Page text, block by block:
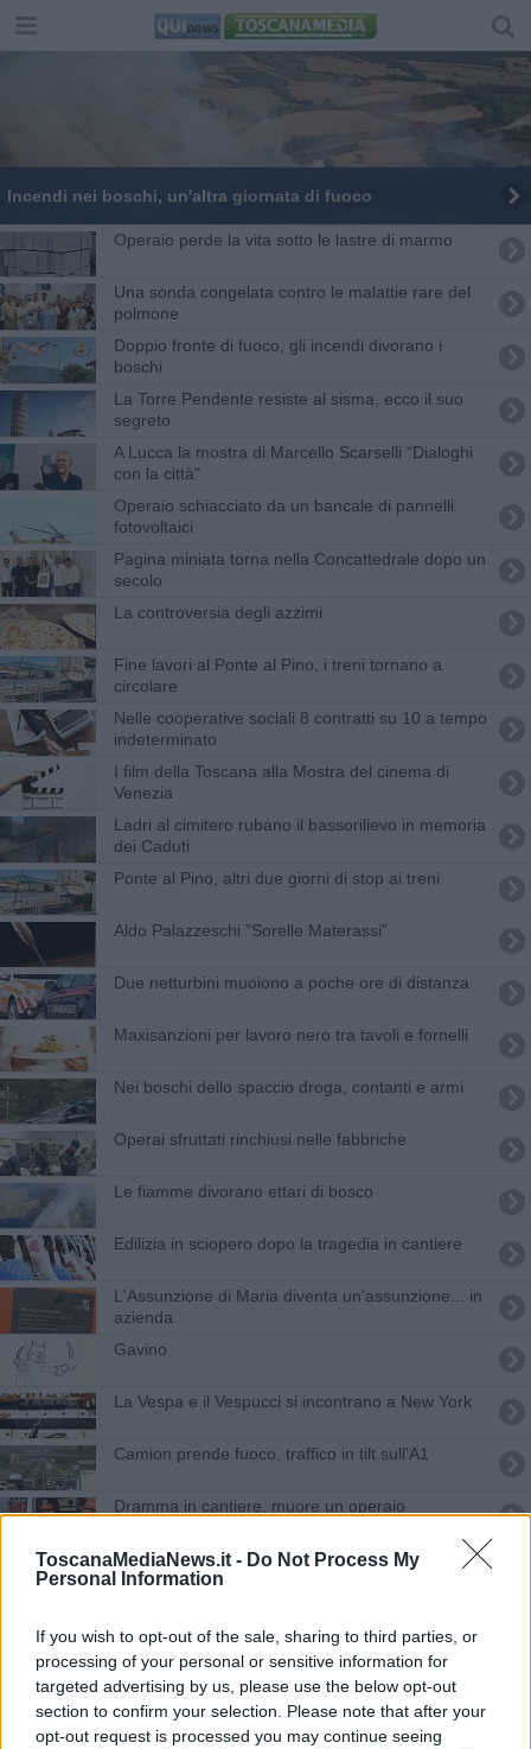
ToscanaMediaNews.it - Do Not Process My
Personal Information
If you wish to opt-out of the sale, sharing to third parties, or
processing of your personal or sensitive information for
targeted advertising by us, please use the below opt-out
section to confirm your selection. Please note that after your
opt-out request is processed you may continue seeing
Incendi nei boschi, un'altra giornata di fuoco
Operaio perde la vita sotto le lastre di marmo
Una sonda congelata contro le malattie rare del
polmone
Doppio fronte di fuoco, gli incendi divorano i
boschi
La Torre Pendente resiste al sisma, ecco il suo
segreto
A Lucca la mostra di Marcello Scarselli “Dialoghi
con la città"
Operaio schiacciato da un bancale di pannelli
fotovoltaici
Pagina miniata torna nella Concattedrale dopo un
secolo
La controversia degli azzimi
Fine lavori al Ponte al Pino, i treni tornano a
circolare
Nelle cooperative sociali 8 contratti su 10 a tempo
indeterminato
I film della Toscana alla Mostra del cinema di
Venezia
Ladri al cimitero rubano il bassorilievo in memoria
dei Caduti
Ponte al Pino, altri due giorni di stop ai treni
​Aldo Palazzeschi "Sorelle Materassi"
​Due netturbini muoiono a poche ore di distanza
Maxisanzioni per lavoro nero tra tavoli e fornelli
Nei boschi dello spaccio droga, contanti e armi
Operai sfruttati rinchiusi nelle fabbriche
Le fiamme divorano ettari di bosco
Edilizia in sciopero dopo la tragedia in cantiere
L'Assunzione di Maria diventa un'assunzione... in
azienda
Gavino
La Vespa e il Vespucci si incontrano a New York
Camion prende fuoco, traffico in tilt sull'A1
Dramma in cantiere, muore un operaio
Fine lavori, tornano i treni nel nodo fiorentino
Vigilia di sciopero per l'industria toscana
​Epifania dell’ “inetto”